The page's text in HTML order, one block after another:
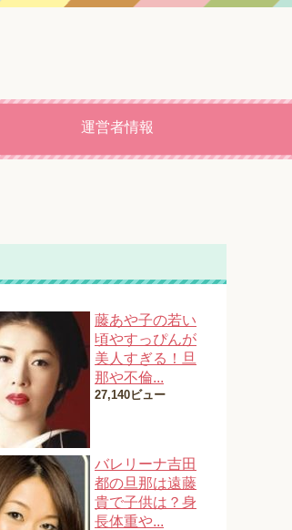
運営者情報
藤あや子の若い
頃やすっぴんが
美人すぎる！旦
那や不倫...
27,140ビュー
バレリーナ吉田
都の旦那は遠藤
貴で子供は？身
長体重や...